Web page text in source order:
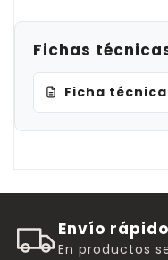
Fichas
Ficha
Envío rápido
En productos